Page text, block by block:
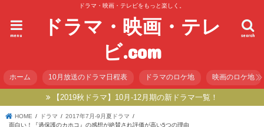
ドラマ・映画・テレビをもっと楽しく。
ドラマ・映画・テレ
ビ.com
search
menu
ホーム 10月放送のドラマ日程表 ドラマのロケ地 映画のロケ地
【2019秋ドラマ】10月-12月期の新ドラマ一覧！
HOME ドラマ
2017年7月-9月夏ドラマ
面白い！『過保護のカホコ』の感想が絶賛され評価が高い5つの理由